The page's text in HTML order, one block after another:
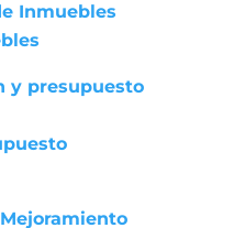
Inmuebles
y presupuesto